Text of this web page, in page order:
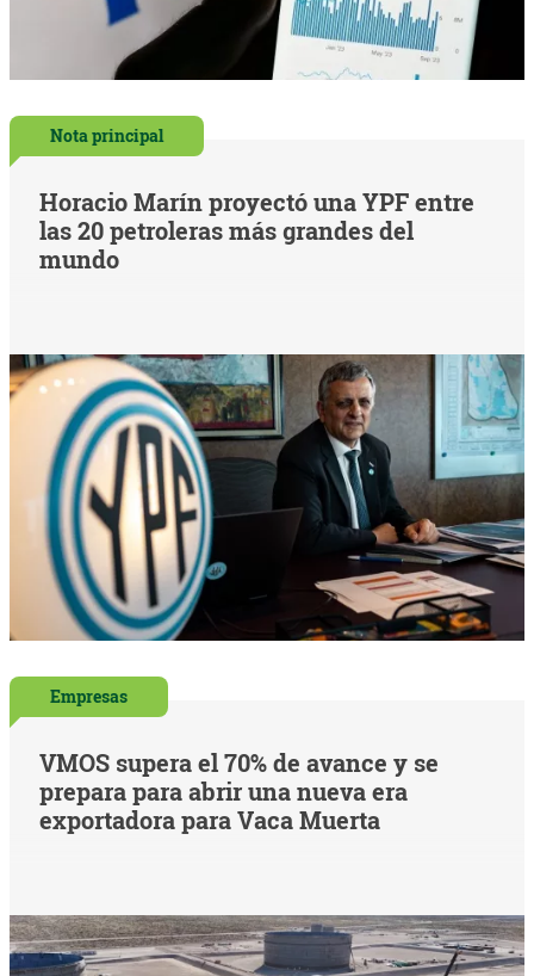
Nota principal
Horacio Marín proyectó una YPF entre
las 20 petroleras más grandes del
mundo
Empresas
VMOS supera el 70% de avance y se
prepara para abrir una nueva era
exportadora para Vaca Muerta